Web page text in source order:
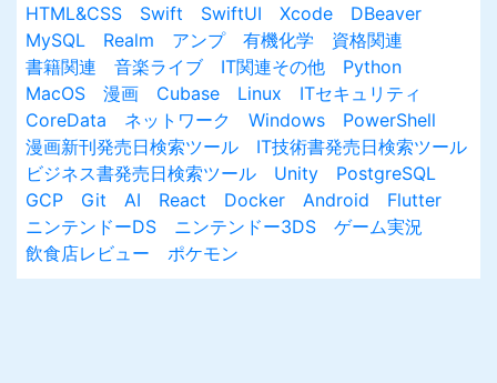
HTML&CSS
Swift SwiftUI Xcode
DBeaver
MySQL
Realm アンプ 有機化学
資格関連
書籍関連
音楽ライブ IT関連その他
Python
MacOS
漫画 Cubase Linux
ITセキュリティ
CoreData
ネットワーク Windows
PowerShell
漫画新刊発売日検索ツール
IT技術書発売日検索ツール
ビジネス書発売日検索ツール
Unity
PostgreSQL
GCP
Git AI React Docker Android
Flutter
ニンテンドーDS
ニンテンドー3DS
ゲーム実況
飲食店レビュー
ポケモン